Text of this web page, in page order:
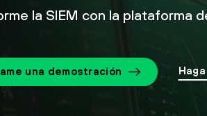
la SIEM con la plataforma
una demostración